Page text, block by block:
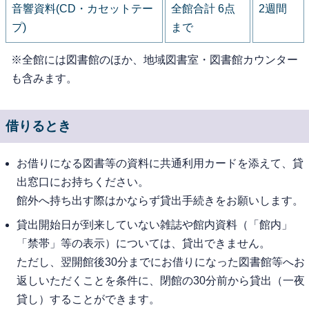
音響資料(CD・カセットテー
プ)
全館合計 6点
まで
2週間
※全館には図書館のほか、地域図書室・図書館カウンター
も含みます。
借りるとき
お借りになる図書等の資料に共通利用カードを添えて、貸
出窓口にお持ちください。
館外へ持ち出す際はかならず貸出手続きをお願いします。
貸出開始日が到来していない雑誌や館内資料（「館内」
「禁帯」等の表示）については、貸出できません。
ただし、翌開館後30分までにお借りになった図書館等へお
返しいただくことを条件に、閉館の30分前から貸出（一夜
貸し）することができます。